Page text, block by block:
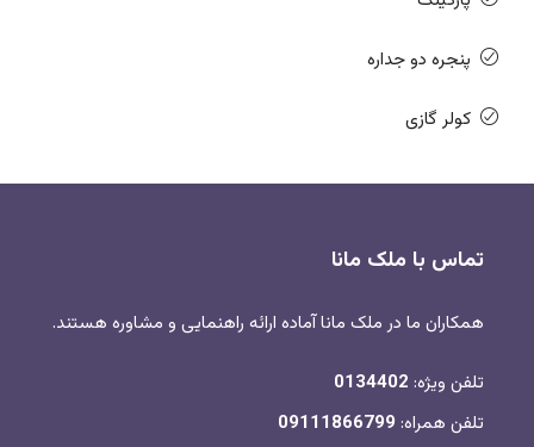
پنجره دو جداره
کولر گازی
تماس با ملک مانا
همکاران ما در ملک مانا آماده ارائه راهنمایی و مشاوره هستند.
تلفن ویژه: 0134402
تلفن همراه: 09111866799